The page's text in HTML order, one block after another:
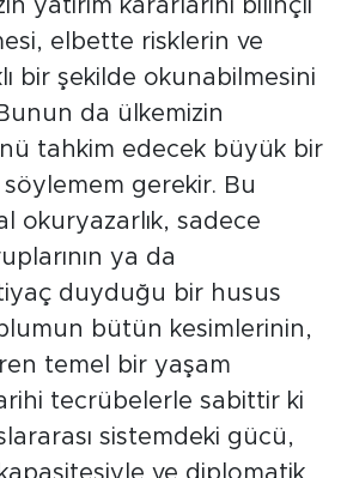
yatırım kararlarını bilinçli
elbette risklerin ve
bir şekilde okunabilmesini
da ülkemizin
tahkim edecek büyük bir
gerekir. Bu
okuryazarlık, sadece
ya da
duyduğu bir husus
bütün kesimlerinin,
temel bir yaşam
tecrübelerle sabittir ki
sistemdeki gücü,